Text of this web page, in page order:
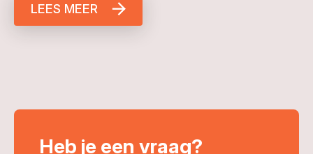
LEES MEER
Heb je een vraag?